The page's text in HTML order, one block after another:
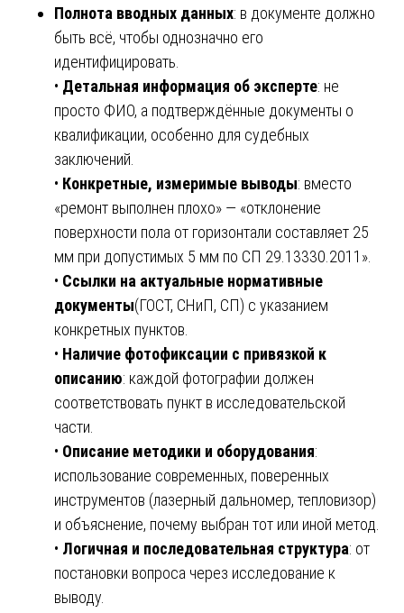
Полнота вводных данных: в документе должно
быть всё, чтобы однозначно его
идентифицировать.
• Детальная информация об эксперте: не
просто ФИО, а подтверждённые документы о
квалификации, особенно для судебных
заключений.
• Конкретные, измеримые выводы: вместо
«ремонт выполнен плохо» — «отклонение
поверхности пола от горизонтали составляет 25
мм при допустимых 5 мм по СП 29.13330.2011».
• Ссылки на актуальные нормативные
документы(ГОСТ, СНиП, СП) с указанием
конкретных пунктов.
• Наличие фотофиксации с привязкой к
описанию: каждой фотографии должен
соответствовать пункт в исследовательской
части.
• Описание методики и оборудования:
использование современных, поверенных
инструментов (лазерный дальномер, тепловизор)
и объяснение, почему выбран тот или иной метод.
• Логичная и последовательная структура: от
постановки вопроса через исследование к
выводу.